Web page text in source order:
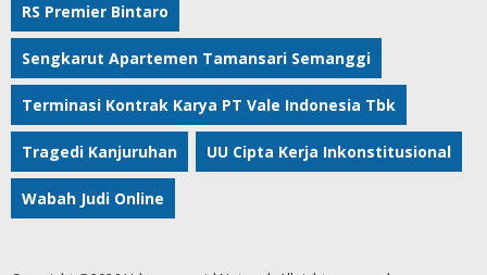
RS Premier Bintaro
Sengkarut Apartemen Tamansari Semanggi
Terminasi Kontrak Karya PT Vale Indonesia Tbk
Tragedi Kanjuruhan UU Cipta Kerja Inkonstitusional
Wabah Judi Online